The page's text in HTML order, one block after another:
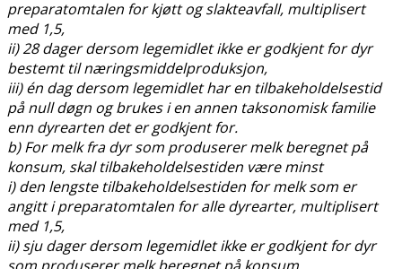
preparatomtalen for kjøtt og slakteavfall, multiplisert
med 1,5,
ii) 28 dager dersom legemidlet ikke er godkjent for dyr
bestemt til næringsmiddelproduksjon,
iii) én dag dersom legemidlet har en tilbakeholdelsestid
på null døgn og brukes i en annen taksonomisk familie
enn dyrearten det er godkjent for.
b) For melk fra dyr som produserer melk beregnet på
konsum, skal tilbakeholdelsestiden være minst
i) den lengste tilbakeholdelsestiden for melk som er
angitt i preparatomtalen for alle dyrearter, multiplisert
med 1,5,
ii) sju dager dersom legemidlet ikke er godkjent for dyr